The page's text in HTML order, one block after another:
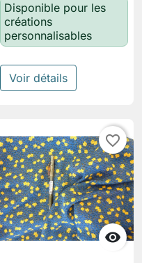
Disponible pour les
créations
personnalisables
Voir détails

favorite_border